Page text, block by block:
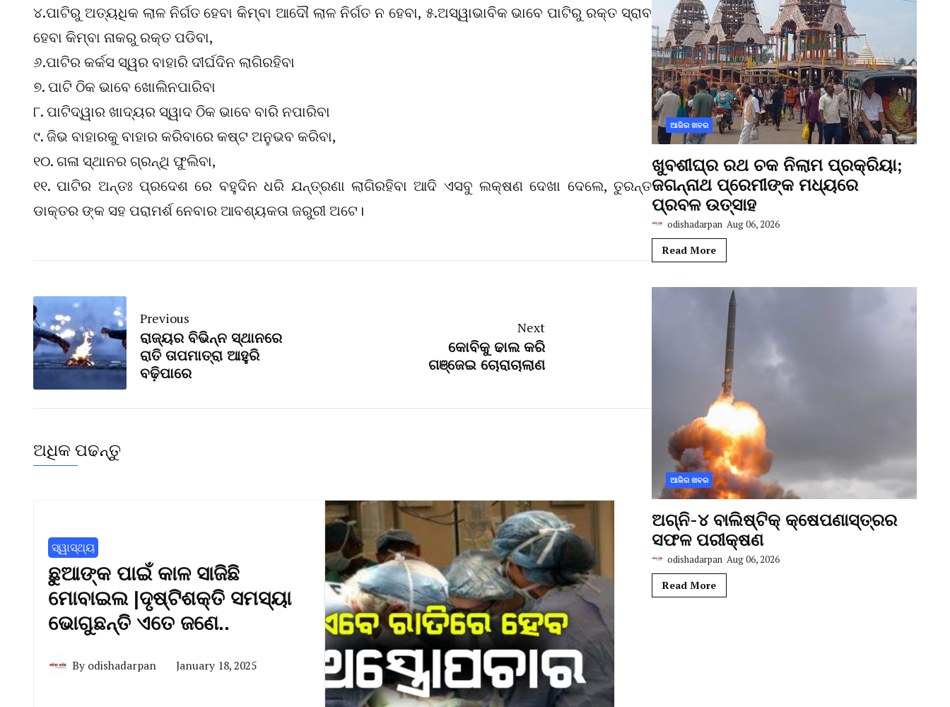
୪.ପାଟିରୁ ଅତ୍ୟଧିକ ଲାଳ ନିର୍ଗତ ହେବା କିମ୍ବା ଆଦୌ ଲାଳ ନିର୍ଗତ ନ ହେବା, ୫.ଅସ୍ୱାଭାବିକ ଭାବେ ପାଟିରୁ ରକ୍ତ ସ୍ରାବ
ହେବା କିମ୍ବା ନାକରୁ ରକ୍ତ ପଡିବା,
୬.ପାଟିର କର୍କସ ସ୍ୱର ବାହାରି ଦୀର୍ଘଦିନ ଲାଗିରହିବା
୭. ପାଟି ଠିକ ଭାବେ ଖୋଲିନପାରିବା
୮. ପାଟିଦ୍ୱାର ଖାଦ୍ୟର ସ୍ୱାଦ ଠିକ ଭାବେ ବାରି ନପାରିବା
୯. ଜିଭ ବାହାରକୁ ବାହାର କରିବାରେ କଷ୍ଟ ଅନୁଭବ କରିବା,
୧୦. ଗଳା ସ୍ଥାନର ଗ୍ରନ୍ଥି ଫୁଲିବା,
୧୧. ପାଟିର ଅନ୍ତଃ ପ୍ରଦେଶ ରେ ବହୁଦିନ ଧରି ଯନ୍ତ୍ରଣା ଲାଗିରହିବା ଆଦି ଏସବୁ ଲକ୍ଷଣ ଦେଖା ଦେଲେ, ତୁରନ୍ତ
ଡାକ୍ତର ଙ୍କ ସହ ପରାମର୍ଶ ନେବାର ଆବଶ୍ୟକତା ଜରୁରୀ ଅଟେ।
Previous
ରାଜ୍ୟର ବିଭିନ୍ନ ସ୍ଥାନରେ
ରାତି ତାପମାତ୍ରା ଆହୁରି
ବଢ଼ିପାରେ
Next
କୋବିକୁ ଢାଲ କରି
ଗଞ୍ଜେଇ ଚୋରାଚାଲାଣ
ଅଧିକ ପଢନ୍ତୁ
ସ୍ୱାସ୍ଥ୍ୟ
ଛୁଆଙ୍କ ପାଇଁ କାଳ ସାଜିଛି
ମୋବାଇଲ |ଦୃଷ୍ଟିଶକ୍ତି ସମସ୍ୟା
ଭୋଗୁଛନ୍ତି ଏତେ ଜଣେ..
By odishadarpan January 18, 2025
ଆଜିର ଖବର
ଖୁବଶୀଘ୍ର ରଥ ଚକ ନିଲାମ ପ୍ରକ୍ରିୟା;
ଜଗନ୍ନାଥ ପ୍ରେମୀଙ୍କ ମଧ୍ୟରେ
ପ୍ରବଳ ଉତ୍ସାହ
odishadarpan Aug 06, 2026
Read More
ଆଜିର ଖବର
ଅଗ୍ନି-୪ ବାଲିଷ୍ଟିକ୍ କ୍ଷେପଣାସ୍ତ୍ରର
ସଫଳ ପରୀକ୍ଷଣ
odishadarpan Aug 06, 2026
Read More